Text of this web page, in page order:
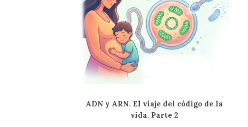
ADN y ARN. El viaje del código de la
vida. Parte 2